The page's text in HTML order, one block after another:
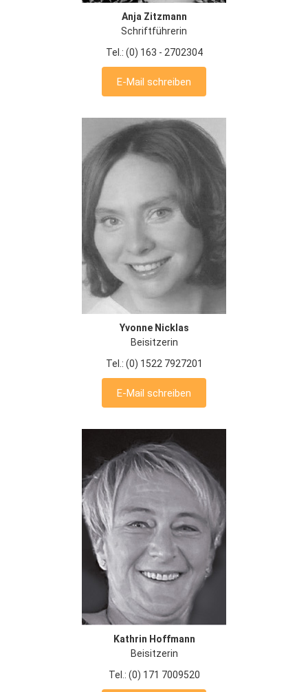
Anja Zitzmann
Schriftführerin
Tel.: (0) 163 - 2702304
E-Mail schreiben
Yvonne Nicklas
Beisitzerin
Tel.: (0) 1522 7927201
E-Mail schreiben
Kathrin Hoffmann
Beisitzerin
Tel.: (0) 171 7009520